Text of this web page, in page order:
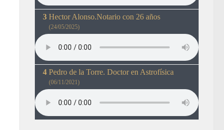
Hector Alonso.Notario con 26 años
(24/05/2025)
Pedro de la Torre. Doctor en Astrofísica
(06/11/2021)